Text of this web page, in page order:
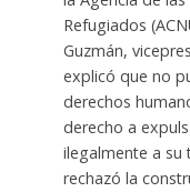
Refugiados
Guzmán,
explicó que no
derechos
derecho a
ilegalmente a
rechazó la